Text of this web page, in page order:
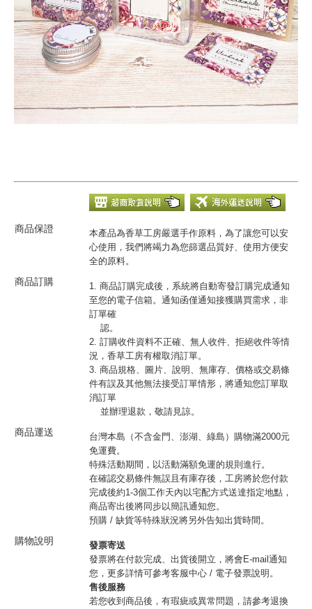
商品保證
本產品為香草工房嚴選手作原料，為了讓您可以安
心使用，我們將竭力為您篩選品質好、使用方便安
全的原料。
商品訂購
1. 商品訂購完成後，系統將自動寄發訂購完成通知
至您的電子信箱。通知函僅通知接獲購買需求，非
訂單確
認。
2. 訂購收件資料不正確、無人收件、拒絕收件等情
況，香草工房有權取消訂單。
3. 商品規格、圖片、說明、無庫存、價格或交易條
件有誤及其他無法接受訂單情形，將通知您訂單取
消訂單
並辦理退款，敬請見諒。
商品運送
台灣本島（不含金門、澎湖、綠島）購物滿2000元
免運費。
特殊活動期間，以活動滿額免運的規則進行。
在確認交易條件無誤且有庫存後，工房將於您付款
完成後約1-3個工作天內以宅配方式送達指定地點，
商品寄出後將同步以簡訊通知您。
預購 / 缺貨等特殊狀況將另外告知出貨時間。
購物說明
發票寄送
發票將在付款完成、出貨後開立，將會E-mail通知
您，更多詳情可參考客服中心 / 電子發票說明。
售後服務
若您收到商品後，有瑕疵或異常問題，請參考退換